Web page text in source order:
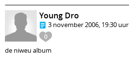
0
Young Dro
3 november 2006, 19:30 uur
de niweu album